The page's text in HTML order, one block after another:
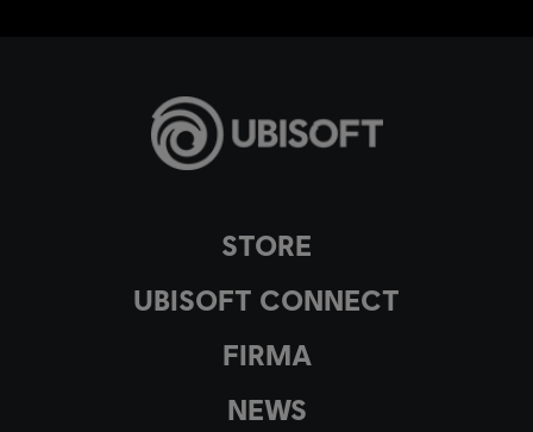
STORE
UBISOFT CONNECT
FIRMA
NEWS